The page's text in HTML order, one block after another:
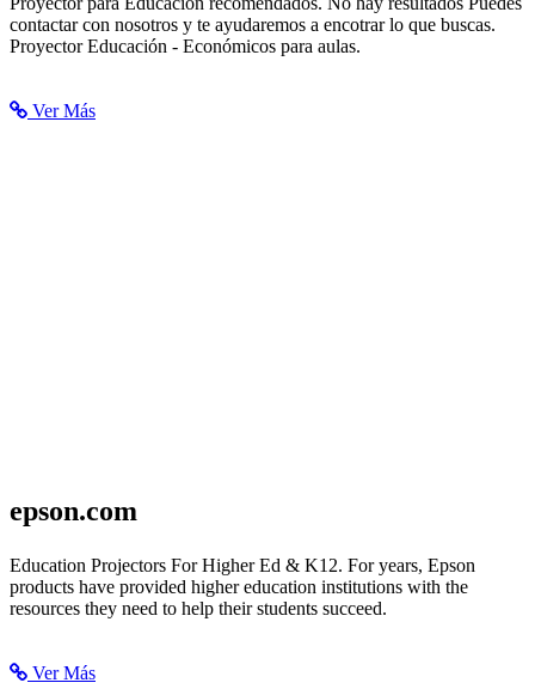
contactar con nosotros y te ayudaremos a encotrar lo que buscas.
Proyector Educación - Económicos para aulas.
Ver Más
epson.com
Projectors for Education | Epson US
Education Projectors For Higher Ed & K12. For years, Epson
products have provided higher education institutions with the
resources they need to help their students succeed.
Ver Más